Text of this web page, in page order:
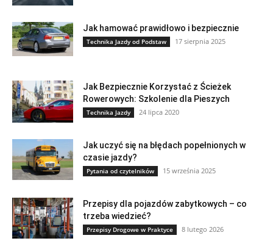
Jak hamować prawidłowo i bezpiecznie
Technika Jazdy od Podstaw 17 sierpnia 2025
Jak Bezpiecznie Korzystać z Ścieżek
Rowerowych: Szkolenie dla Pieszych
Technika Jazdy 24 lipca 2020
Jak uczyć się na błędach popełnionych w
czasie jazdy?
Pytania od czytelników 15 września 2025
Przepisy dla pojazdów zabytkowych – co
trzeba wiedzieć?
Przepisy Drogowe w Praktyce 8 lutego 2026